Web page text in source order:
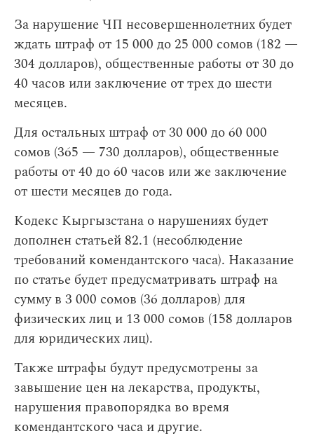
За нарушение ЧП несовершеннолетних будет
ждать штраф от 15 000 до 25 000 сомов (182 —
304 долларов), общественные работы от 30 до
40 часов или заключение от трех до шести
месяцев.
Для остальных штраф от 30 000 до 60 000
сомов (365 — 730 долларов), общественные
работы от 40 до 60 часов или же заключение
от шести месяцев до года.
Кодекс Кыргызстана о нарушениях будет
дополнен статьей 82.1 (несоблюдение
требований комендантского часа). Наказание
по статье будет предусматривать штраф на
сумму в 3 000 сомов (36 долларов) для
физических лиц и 13 000 сомов (158 долларов
для юридических лиц).
Также штрафы будут предусмотрены за
завышение цен на лекарства, продукты,
нарушения правопорядка во время
комендантского часа и другие.